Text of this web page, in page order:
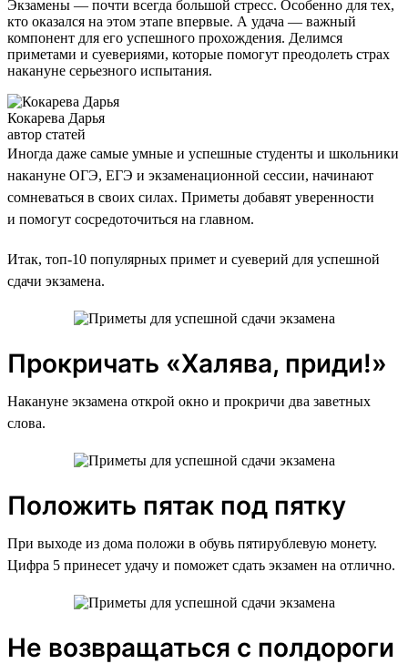
Экзамены — почти всегда большой стресс. Особенно для тех,
кто оказался на этом этапе впервые. А удача — важный
компонент для его успешного прохождения. Делимся
приметами и суевериями, которые помогут преодолеть страх
накануне серьезного испытания.
Кокарева Дарья
автор статей
Иногда даже самые умные и успешные студенты и школьники
накануне ОГЭ, ЕГЭ и экзаменационной сессии, начинают
сомневаться в своих силах. Приметы добавят уверенности
и помогут сосредоточиться на главном.
Итак, топ-10 популярных примет и суеверий для успешной
сдачи экзамена.
Прокричать «Халява, приди!»
Накануне экзамена открой окно и прокричи два заветных
слова.
Положить пятак под пятку
При выходе из дома положи в обувь пятирублевую монету.
Цифра 5 принесет удачу и поможет сдать экзамен на отлично.
Не возвращаться с полдороги